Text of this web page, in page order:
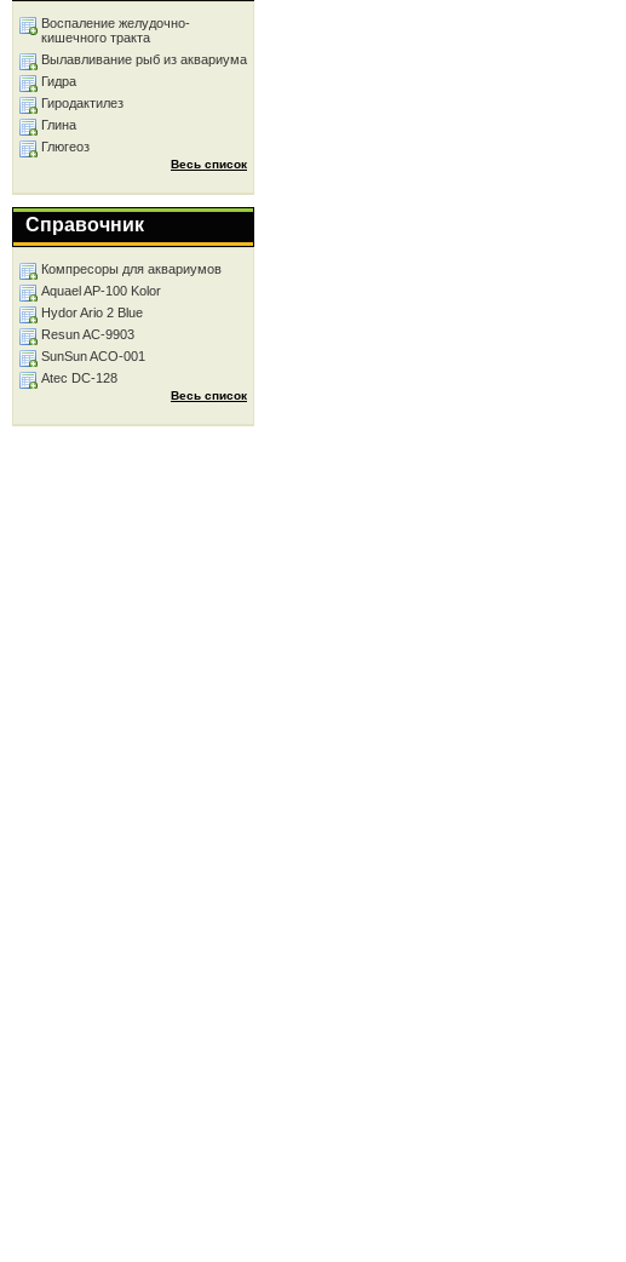
Воспаление желудочно-
кишечного тракта
Вылавливание рыб из аквариума
Гидра
Гиродактилез
Глина
Глюгеоз
Весь список
Справочник
Компресоры для аквариумов
Aquael AP-100 Kolor
Hydor Ario 2 Blue
Resun AC-9903
SunSun ACO-001
Atec DC-128
Весь список